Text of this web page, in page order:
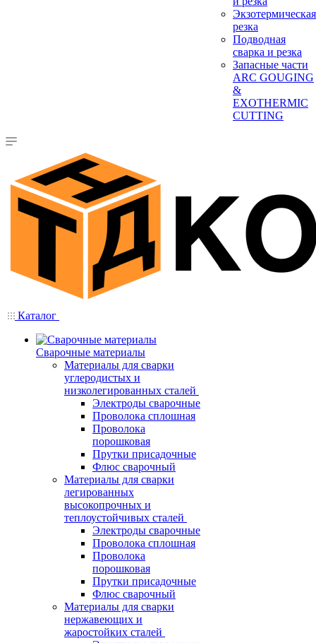
Экзотермическая
резка
Подводная
сварка и резка
Запасные части
ARC GOUGING
&
EXOTHERMIC
CUTTING
Каталог
Сварочные материалы
Материалы для сварки
углеродистых и
низколегированных сталей
Электроды сварочные
Проволока сплошная
Проволока
порошковая
Прутки присадочные
Флюс сварочный
Материалы для сварки
легированных
высокопрочных и
теплоустойчивых сталей
Электроды сварочные
Проволока сплошная
Проволока
порошковая
Прутки присадочные
Флюс сварочный
Материалы для сварки
нержавеющих и
жаростойких сталей